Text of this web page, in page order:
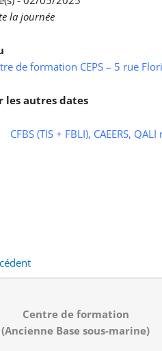
la journée
de formation CEPS – 5 rue
les autres dates
CFBS (TIS + FBLI), CAEERS,
Centre de formation
(Ancienne Base sous-marine)